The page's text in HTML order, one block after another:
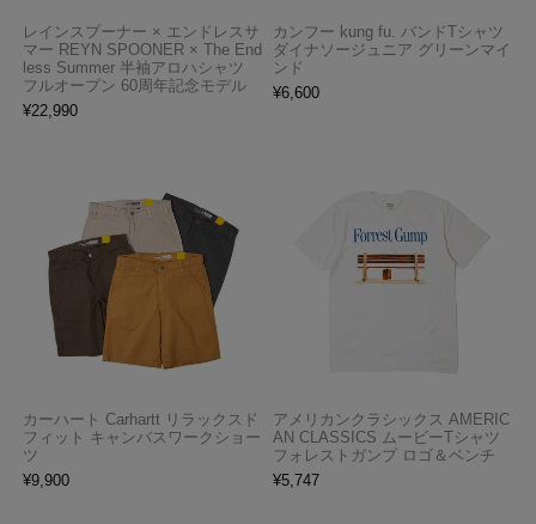
レインスプーナー × エンドレスサ
マー REYN SPOONER × The End
less Summer 半袖アロハシャツ
フルオープン 60周年記念モデル
¥22,990
カンフー kung fu. バンドTシャツ
ダイナソージュニア グリーンマイ
ンド
¥6,600
カーハート Carhartt リラックスド
フィット キャンバスワークショー
ツ
¥9,900
アメリカンクラシックス AMERIC
AN CLASSICS ムービーTシャツ
フォレストガンプ ロゴ＆ベンチ
¥5,747